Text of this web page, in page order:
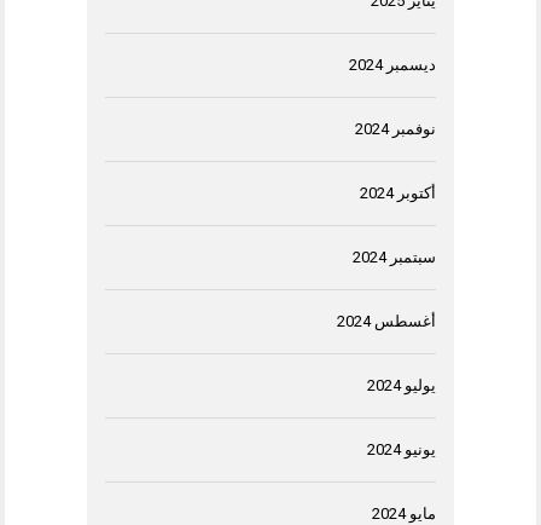
ديسمبر 2024
نوفمبر 2024
أكتوبر 2024
سبتمبر 2024
أغسطس 2024
يوليو 2024
يونيو 2024
مايو 2024